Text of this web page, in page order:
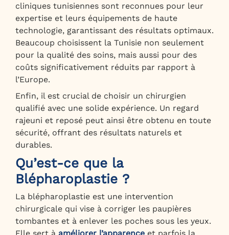
cliniques tunisiennes sont reconnues pour leur
expertise et leurs équipements de haute
technologie, garantissant des résultats optimaux.
Beaucoup choisissent la Tunisie non seulement
pour la qualité des soins, mais aussi pour des
coûts significativement réduits par rapport à
l’Europe.
Enfin, il est crucial de choisir un chirurgien
qualifié avec une solide expérience. Un regard
rajeuni et reposé peut ainsi être obtenu en toute
sécurité, offrant des résultats naturels et
durables.
Qu’est-ce que la
Blépharoplastie ?
La blépharoplastie est une intervention
chirurgicale qui vise à corriger les paupières
tombantes et à enlever les poches sous les yeux.